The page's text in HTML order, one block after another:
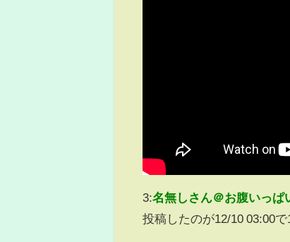
3:名無しさん＠お腹いっぱ
投稿したのが12/10 03:00